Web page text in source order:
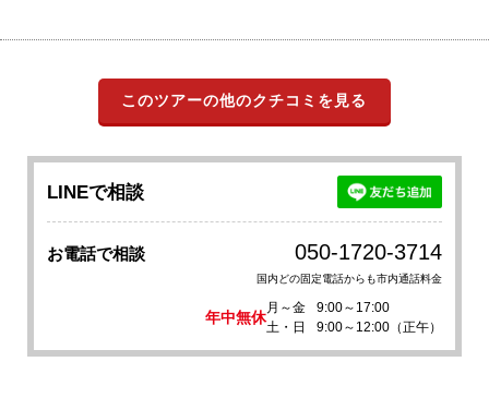
このツアーの他のクチコミを見る
LINEで相談
お電話で相談 050-1720-3714
国内どの固定電話からも市内通話料金
年中無休
月～金
9:00～17:00
土・日
9:00～12:00（正午）